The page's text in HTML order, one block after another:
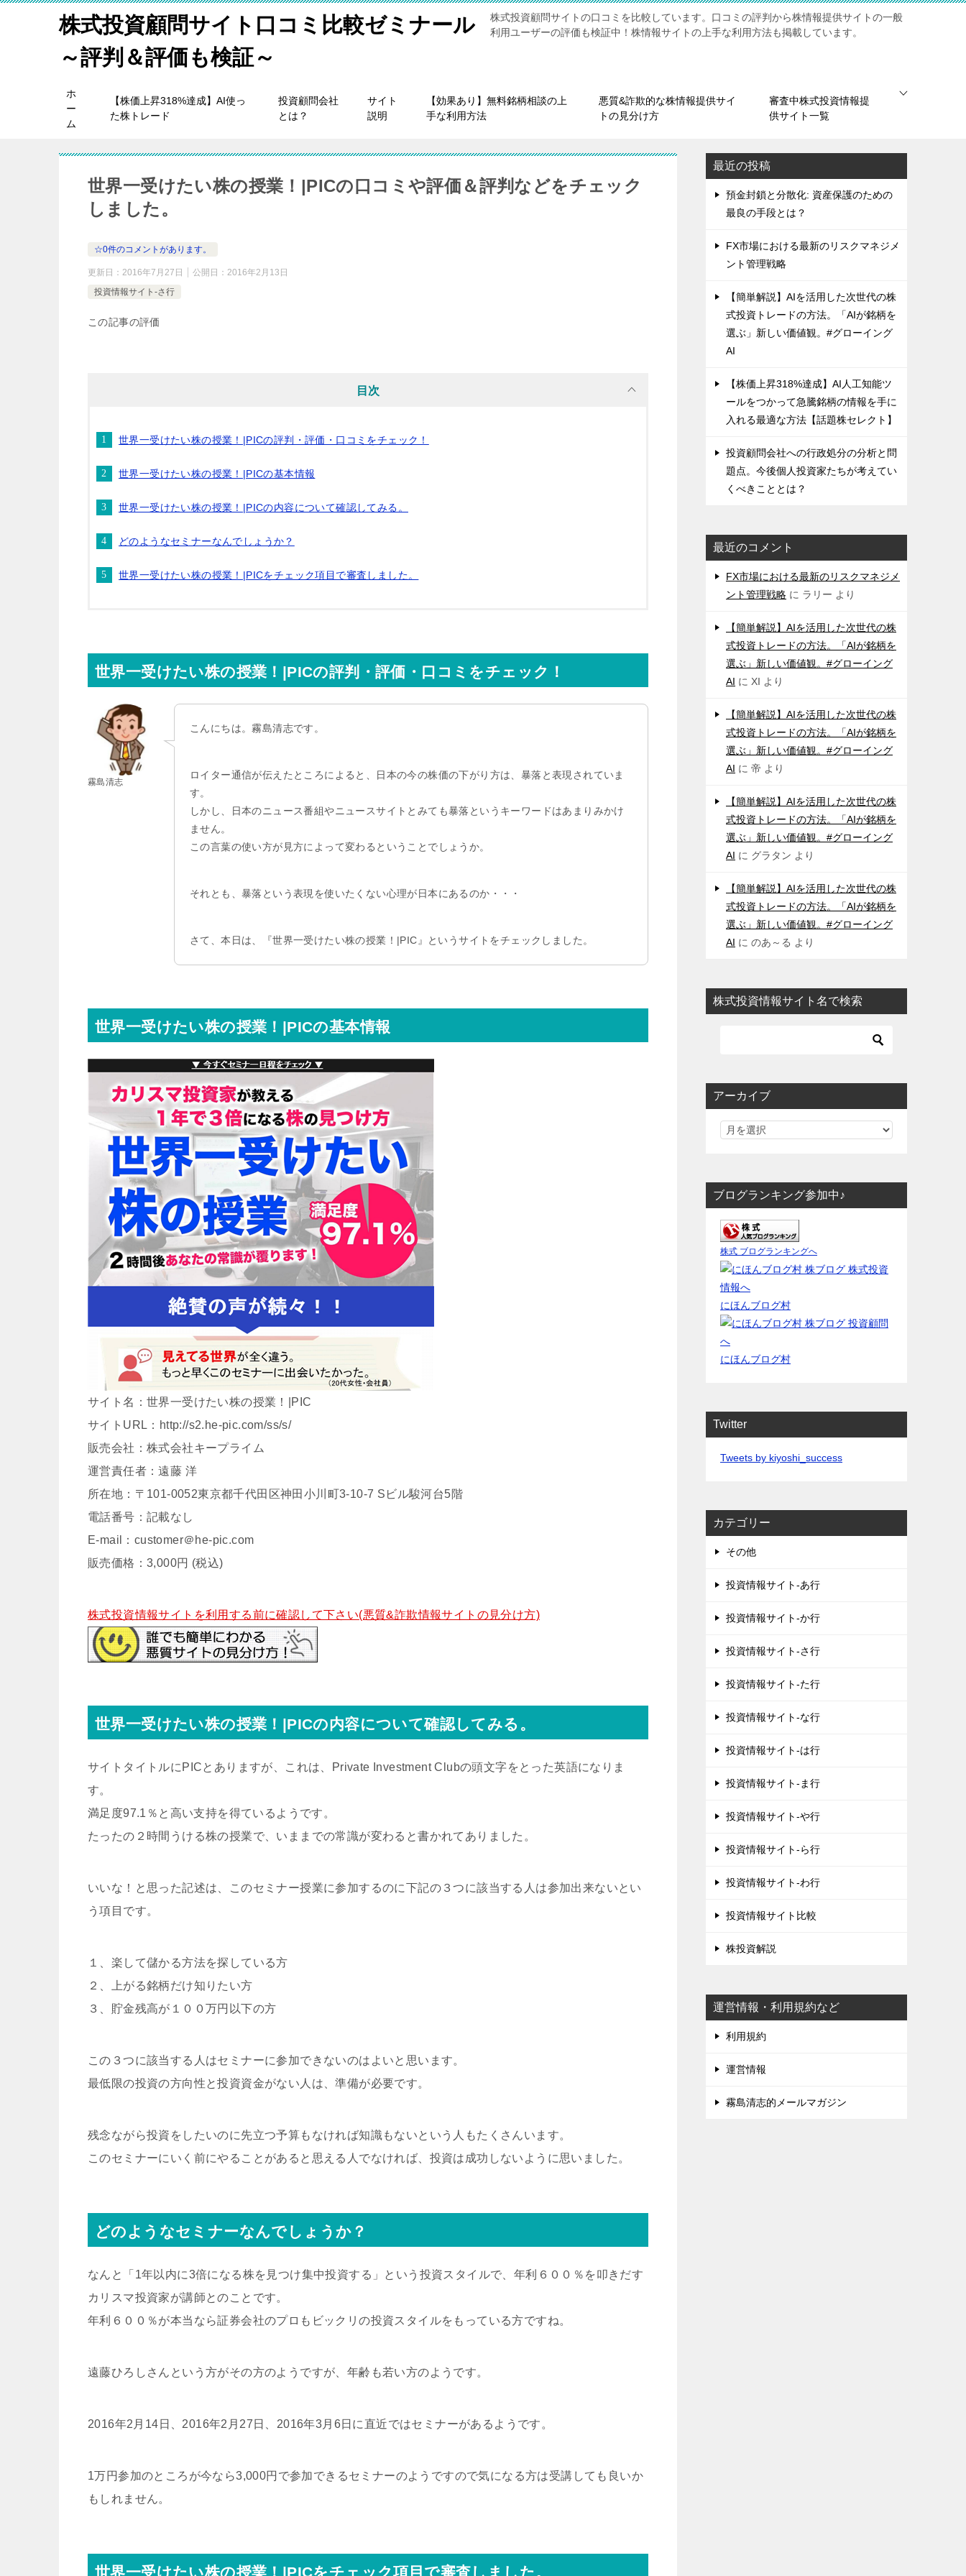
株式投資顧問サイト口コミ比較ゼミナール
～評判＆評価も検証～
株式投資顧問サイトの口コミを比較しています。口コミの評判から株情報提供サイトの一般
利用ユーザーの評価も検証中！株情報サイトの上手な利用方法も掲載しています。
ホ
ー
ム
【株価上昇318%達成】AI使っ
た株トレード
投資顧問会社
とは？
サイト
説明
【効果あり】無料銘柄相談の上
手な利用方法
悪質&詐欺的な株情報提供サイ
トの見分け方
審査中株式投資情報提
供サイト一覧
世界一受けたい株の授業！|PICの口コミや評価＆評判などをチェック
しました。
☆0件のコメントがあります。
更新日： 2016年7月27日 公開日： 2016年2月13日
投資情報サイト-さ行
この記事の評価
目次
世界一受けたい株の授業！|PICの評判・評価・口コミをチェック！
世界一受けたい株の授業！|PICの基本情報
世界一受けたい株の授業！|PICの内容について確認してみる。
どのようなセミナーなんでしょうか？
世界一受けたい株の授業！|PICをチェック項目で審査しました。
世界一受けたい株の授業！|PICの評判・評価・口コミをチェック！
霧島清志
こんにちは。霧島清志です。
ロイター通信が伝えたところによると、日本の今の株価の下がり方は、暴落と表現されていま
す。
しかし、日本のニュース番組やニュースサイトとみても暴落というキーワードはあまりみかけ
ません。
この言葉の使い方が見方によって変わるということでしょうか。
それとも、暴落という表現を使いたくない心理が日本にあるのか・・・
さて、本日は、『世界一受けたい株の授業！|PIC』というサイトをチェックしました。
世界一受けたい株の授業！|PICの基本情報
サイト名：世界一受けたい株の授業！|PIC
サイトURL：http://s2.he-pic.com/ss/s/
販売会社：株式会社キープライム
運営責任者：遠藤 洋
所在地：〒101-0052東京都千代田区神田小川町3-10-7 Sビル駿河台5階
電話番号：記載なし
E-mail：customer＠he-pic.com
販売価格：3,000円 (税込)
株式投資情報サイトを利用する前に確認して下さい(悪質&詐欺情報サイトの見分け方)
世界一受けたい株の授業！|PICの内容について確認してみる。
サイトタイトルにPICとありますが、これは、Private Investment Clubの頭文字をとった英語になりま
す。
満足度97.1％と高い支持を得ているようです。
たったの２時間うける株の授業で、いままでの常識が変わると書かれてありました。
いいな！と思った記述は、このセミナー授業に参加するのに下記の３つに該当する人は参加出来ないとい
う項目です。
１、楽して儲かる方法を探している方
２、上がる銘柄だけ知りたい方
３、貯金残高が１００万円以下の方
この３つに該当する人はセミナーに参加できないのはよいと思います。
最低限の投資の方向性と投資資金がない人は、準備が必要です。
残念ながら投資をしたいのに先立つ予算もなければ知識もないという人もたくさんいます。
このセミナーにいく前にやることがあると思える人でなければ、投資は成功しないように思いました。
どのようなセミナーなんでしょうか？
なんと「1年以内に3倍になる株を見つけ集中投資する」という投資スタイルで、年利６００％を叩きだす
カリスマ投資家が講師とのことです。
年利６００％が本当なら証券会社のプロもビックリの投資スタイルをもっている方ですね。
遠藤ひろしさんという方がその方のようですが、年齢も若い方のようです。
2016年2月14日、2016年2月27日、2016年3月6日に直近ではセミナーがあるようです。
1万円参加のところが今なら3,000円で参加できるセミナーのようですので気になる方は受講しても良いか
もしれません。
世界一受けたい株の授業！|PICをチェック項目で審査しました。
最近の投稿
預金封鎖と分散化: 資産保護のための
最良の手段とは？
FX市場における最新のリスクマネジメ
ント管理戦略
【簡単解説】AIを活用した次世代の株
式投資トレードの方法。「AIが銘柄を
選ぶ」新しい価値観。#グローイング
AI
【株価上昇318%達成】AI人工知能ツ
ールをつかって急騰銘柄の情報を手に
入れる最適な方法【話題株セレクト】
投資顧問会社への行政処分の分析と問
題点。今後個人投資家たちが考えてい
くべきこととは？
最近のコメント
FX市場における最新のリスクマネジメ
ント管理戦略 に ラリー より
【簡単解説】AIを活用した次世代の株
式投資トレードの方法。「AIが銘柄を
選ぶ」新しい価値観。#グローイング
AI に XI より
【簡単解説】AIを活用した次世代の株
式投資トレードの方法。「AIが銘柄を
選ぶ」新しい価値観。#グローイング
AI に 帝 より
【簡単解説】AIを活用した次世代の株
式投資トレードの方法。「AIが銘柄を
選ぶ」新しい価値観。#グローイング
AI に グラタン より
【簡単解説】AIを活用した次世代の株
式投資トレードの方法。「AIが銘柄を
選ぶ」新しい価値観。#グローイング
AI に のあ～る より
株式投資情報サイト名で検索
アーカイブ
ブログランキング参加中♪
株式 ブログランキングへ
にほんブログ村
にほんブログ村
Twitter
Tweets by kiyoshi_success
カテゴリー
その他
投資情報サイト-あ行
投資情報サイト-か行
投資情報サイト-さ行
投資情報サイト-た行
投資情報サイト-な行
投資情報サイト-は行
投資情報サイト-ま行
投資情報サイト-や行
投資情報サイト-ら行
投資情報サイト-わ行
投資情報サイト比較
株投資解説
運営情報・利用規約など
利用規約
運営情報
霧島清志的メールマガジン